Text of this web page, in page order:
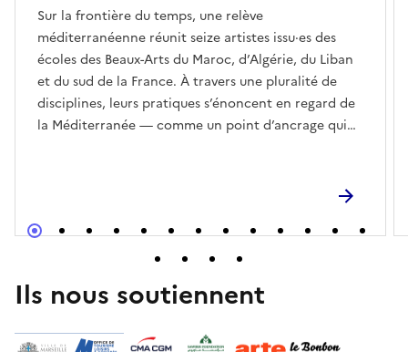
Sur la frontière du temps, une relève
méditerranéenne réunit seize artistes issu·es des
écoles des Beaux-Arts du Maroc, d’Algérie, du Liban
et du sud de la France. À travers une pluralité de
disciplines, leurs pratiques s’énoncent en regard de
la Méditerranée — comme un point d’ancrage qui
la fois contextuelle et conceptuelle. Si Une relève
géographie, Sur la frontière du temps convoque une
expression de Michel Foucault dans L’Archéologie du
s’interrompt : un espace à la fois proche et lointain.
passé qui s’actualise sous des formes fragmentaires
Ils nous soutiennent